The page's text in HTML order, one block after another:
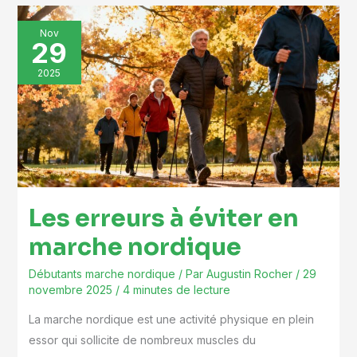
Nov
29
2025
Les erreurs à éviter en
marche nordique
Débutants marche nordique / Par Augustin Rocher / 29
novembre 2025 / 4 minutes de lecture
La marche nordique est une activité physique en plein
essor qui sollicite de nombreux muscles du
Les
erreurs
éviter
en
marche
nordique